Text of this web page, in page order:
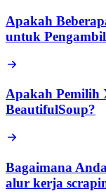
Apakah
untuk
Apakah Pemilih
BeautifulSoup?
Bagaimana
alur kerja